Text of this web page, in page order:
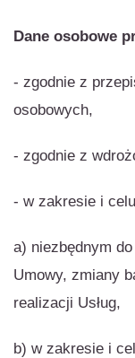
Dane osobowe
- zgodnie z
osobowych,
- zgodnie z
- w zakresie i
a) niezbędnym
Umowy, zmiany
realizacji Usług,
b) w zakresie i